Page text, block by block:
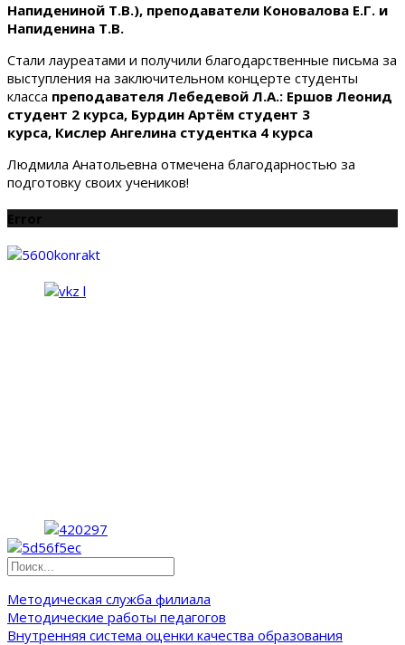
Напидениной Т.В.), преподаватели Коновалова Е.Г. и
Напиденина Т.В.
Стали лауреатами и получили благодарственные письма за
выступления на заключительном концерте студенты
класса преподавателя Лебедевой Л.А.: Ершов Леонид
студент 2 курса, Бурдин Артём студент 3
курса, Кислер Ангелина студентка 4 курса
Людмила Анатольевна отмечена благодарностью за
подготовку своих учеников!
Error
Методическая служба филиала
Методические работы педагогов
Внутренняя система оценки качества образования